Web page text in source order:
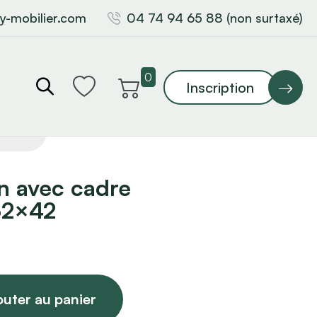
mobilier.com 04 74 94 65 88 (non surtaxé)
0
Inscription
avec cadre
au panier